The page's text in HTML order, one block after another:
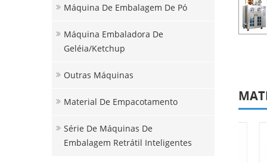
Máquina De Embalagem De Pó
Máquina Embaladora De
Geléia/ketchup
Outras Máquinas
Material De Empacotamento
Série De Máquinas De
Embalagem Retrátil Inteligentes